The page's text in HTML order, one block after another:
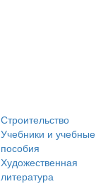
Строительство
Учебники и учебные
пособия
Художественная
литература